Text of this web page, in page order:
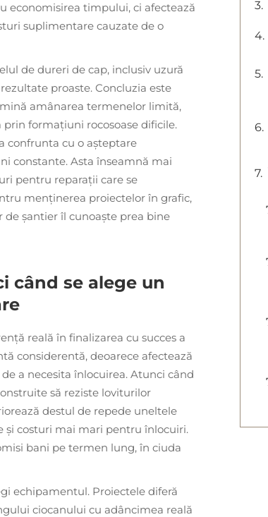
economisirea timpului, ci afectează
suplimentare cauzate de o
de dureri de cap, inclusiv uzură
proaste. Concluzia este
amânarea termenelor limită,
formațiuni rocosoase dificile.
confrunta cu o așteptare
constante. Asta înseamnă mai
pentru reparații care se
menținerea proiectelor în grafic,
de șantier îl cunoaște prea bine
când se alege un
reală în finalizarea cu succes a
considerentă, deoarece afectează
a necesita înlocuirea. Atunci când
să reziste loviturilor
destul de repede uneltele
și costuri mai mari pentru înlocuiri.
bani pe termen lung, în ciuda
echipamentul. Proiectele diferă
ciocanului cu adâncimea reală